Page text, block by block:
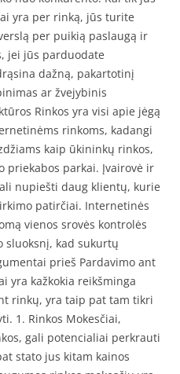
yra per rinką, jūs turite
per puikią paslaugą ir
jei jūs parduodate
dažną, pakartotinį
ar žvejybinis
Rinkos yra visi apie jėgą
rinkoms, kadangi
kaip ūkininkų rinkos,
priekabos parkai. Įvairovė ir
nupiešti daug klientų, kurie
patirčiai. Internetinės
vienos srovės kontrolės
sluoksnį, kad sukurtų
prieš Pardavimo ant
yra kažkokia reikšminga
rinkų, yra taip pat tam tikri
1. Rinkos Mokesčiai,
gali potencialiai perkrauti
stato jus kitam kainos